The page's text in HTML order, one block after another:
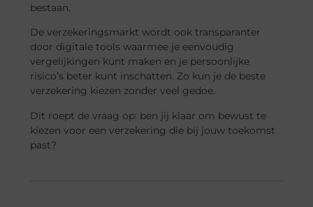
bestaan.
De verzekeringsmarkt wordt ook transparanter
door digitale tools waarmee je eenvoudig
vergelijkingen kunt maken en je persoonlijke
risico’s beter kunt inschatten. Zo kun je de beste
verzekering kiezen zonder veel gedoe.
Dit roept de vraag op: ben jij klaar om bewust te
kiezen voor een verzekering die bij jouw toekomst
past?